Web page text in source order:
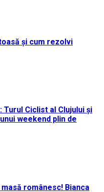
și cum rezolvi
Ciclist al Clujului și
weekend plin de
românesc! Bianca